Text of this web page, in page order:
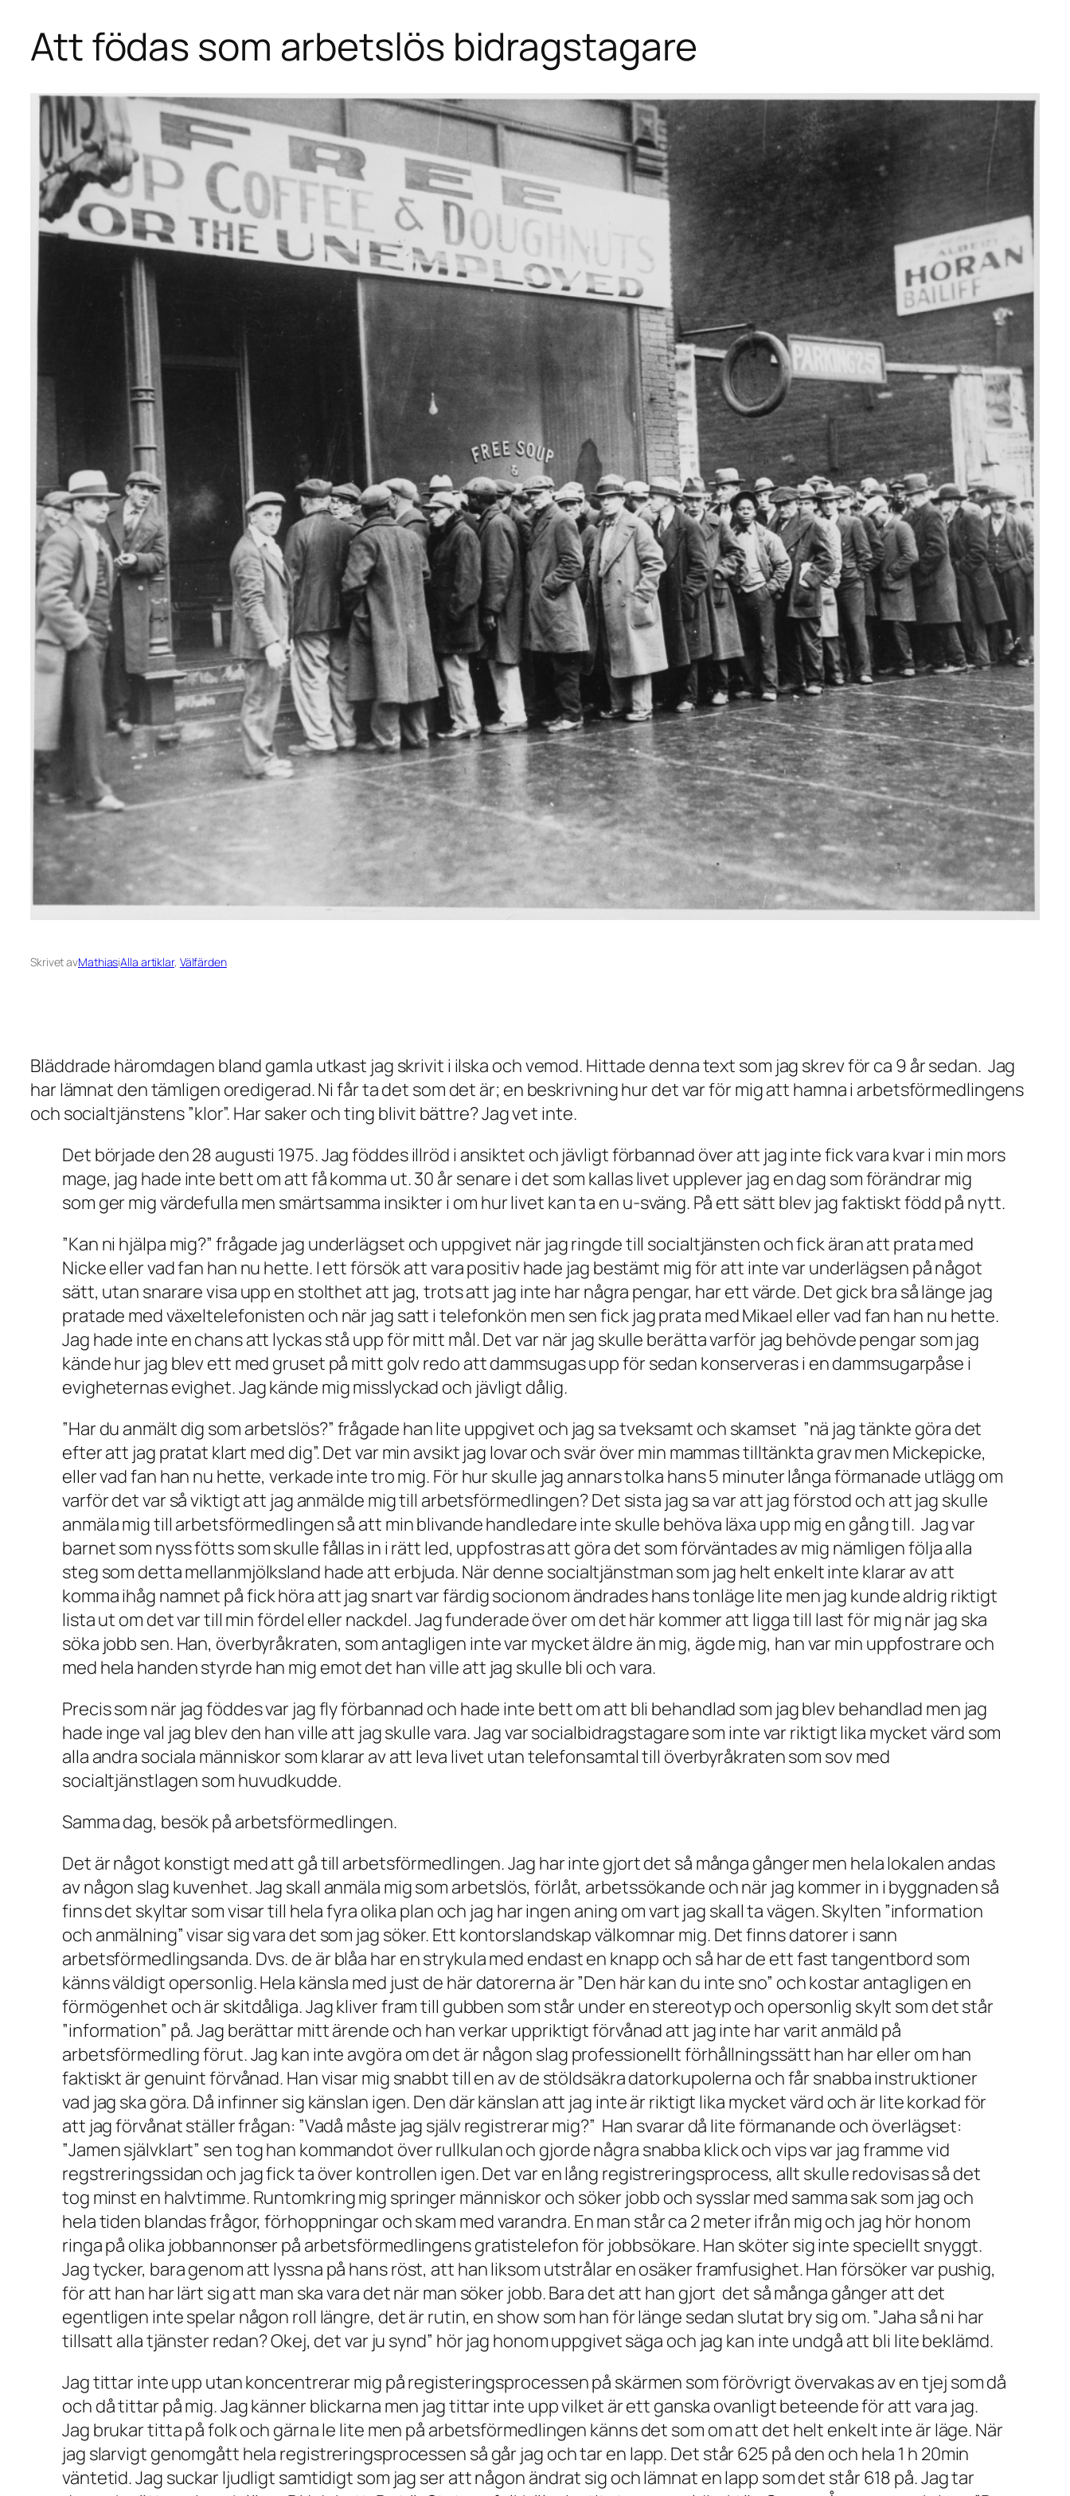
Att födas som arbetslös bidragstagare
Skrivet avMathiasiAlla artiklar, Välfärden
Bläddrade häromdagen bland gamla utkast jag skrivit i ilska och vemod. Hittade denna text som jag skrev för ca 9 år sedan. Jag
har lämnat den tämligen oredigerad. Ni får ta det som det är; en beskrivning hur det var för mig att hamna i arbetsförmedlingens
och socialtjänstens ”klor”. Har saker och ting blivit bättre? Jag vet inte.
Det började den 28 augusti 1975. Jag föddes illröd i ansiktet och jävligt förbannad över att jag inte fick vara kvar i min mors
mage, jag hade inte bett om att få komma ut. 30 år senare i det som kallas livet upplever jag en dag som förändrar mig
som ger mig värdefulla men smärtsamma insikter i om hur livet kan ta en u-sväng. På ett sätt blev jag faktiskt född på nytt.
”Kan ni hjälpa mig?” frågade jag underlägset och uppgivet när jag ringde till socialtjänsten och fick äran att prata med
Nicke eller vad fan han nu hette. I ett försök att vara positiv hade jag bestämt mig för att inte var underlägsen på något
sätt, utan snarare visa upp en stolthet att jag, trots att jag inte har några pengar, har ett värde. Det gick bra så länge jag
pratade med växeltelefonisten och när jag satt i telefonkön men sen fick jag prata med Mikael eller vad fan han nu hette.
Jag hade inte en chans att lyckas stå upp för mitt mål. Det var när jag skulle berätta varför jag behövde pengar som jag
kände hur jag blev ett med gruset på mitt golv redo att dammsugas upp för sedan konserveras i en dammsugarpåse i
evigheternas evighet. Jag kände mig misslyckad och jävligt dålig.
”Har du anmält dig som arbetslös?” frågade han lite uppgivet och jag sa tveksamt och skamset ”nä jag tänkte göra det
efter att jag pratat klart med dig”. Det var min avsikt jag lovar och svär över min mammas tilltänkta grav men Mickepicke,
eller vad fan han nu hette, verkade inte tro mig. För hur skulle jag annars tolka hans 5 minuter långa förmanade utlägg om
varför det var så viktigt att jag anmälde mig till arbetsförmedlingen? Det sista jag sa var att jag förstod och att jag skulle
anmäla mig till arbetsförmedlingen så att min blivande handledare inte skulle behöva läxa upp mig en gång till. Jag var
barnet som nyss fötts som skulle fållas in i rätt led, uppfostras att göra det som förväntades av mig nämligen följa alla
steg som detta mellanmjölksland hade att erbjuda. När denne socialtjänstman som jag helt enkelt inte klarar av att
komma ihåg namnet på fick höra att jag snart var färdig socionom ändrades hans tonläge lite men jag kunde aldrig riktigt
lista ut om det var till min fördel eller nackdel. Jag funderade över om det här kommer att ligga till last för mig när jag ska
söka jobb sen. Han, överbyråkraten, som antagligen inte var mycket äldre än mig, ägde mig, han var min uppfostrare och
med hela handen styrde han mig emot det han ville att jag skulle bli och vara.
Precis som när jag föddes var jag fly förbannad och hade inte bett om att bli behandlad som jag blev behandlad men jag
hade inge val jag blev den han ville att jag skulle vara. Jag var socialbidragstagare som inte var riktigt lika mycket värd som
alla andra sociala människor som klarar av att leva livet utan telefonsamtal till överbyråkraten som sov med
socialtjänstlagen som huvudkudde.
Samma dag, besök på arbetsförmedlingen.
Det är något konstigt med att gå till arbetsförmedlingen. Jag har inte gjort det så många gånger men hela lokalen andas
av någon slag kuvenhet. Jag skall anmäla mig som arbetslös, förlåt, arbetssökande och när jag kommer in i byggnaden så
finns det skyltar som visar till hela fyra olika plan och jag har ingen aning om vart jag skall ta vägen. Skylten ”information
och anmälning” visar sig vara det som jag söker. Ett kontorslandskap välkomnar mig. Det finns datorer i sann
arbetsförmedlingsanda. Dvs. de är blåa har en strykula med endast en knapp och så har de ett fast tangentbord som
känns väldigt opersonlig. Hela känsla med just de här datorerna är ”Den här kan du inte sno” och kostar antagligen en
förmögenhet och är skitdåliga. Jag kliver fram till gubben som står under en stereotyp och opersonlig skylt som det står
”information” på. Jag berättar mitt ärende och han verkar uppriktigt förvånad att jag inte har varit anmäld på
arbetsförmedling förut. Jag kan inte avgöra om det är någon slag professionellt förhållningssätt han har eller om han
faktiskt är genuint förvånad. Han visar mig snabbt till en av de stöldsäkra datorkupolerna och får snabba instruktioner
vad jag ska göra. Då infinner sig känslan igen. Den där känslan att jag inte är riktigt lika mycket värd och är lite korkad för
att jag förvånat ställer frågan: ”Vadå måste jag själv registrerar mig?” Han svarar då lite förmanande och överlägset:
”Jamen självklart” sen tog han kommandot över rullkulan och gjorde några snabba klick och vips var jag framme vid
regstreringssidan och jag fick ta över kontrollen igen. Det var en lång registreringsprocess, allt skulle redovisas så det
tog minst en halvtimme. Runtomkring mig springer människor och söker jobb och sysslar med samma sak som jag och
hela tiden blandas frågor, förhoppningar och skam med varandra. En man står ca 2 meter ifrån mig och jag hör honom
ringa på olika jobbannonser på arbetsförmedlingens gratistelefon för jobbsökare. Han sköter sig inte speciellt snyggt.
Jag tycker, bara genom att lyssna på hans röst, att han liksom utstrålar en osäker framfusighet. Han försöker var pushig,
för att han har lärt sig att man ska vara det när man söker jobb. Bara det att han gjort det så många gånger att det
egentligen inte spelar någon roll längre, det är rutin, en show som han för länge sedan slutat bry sig om. ”Jaha så ni har
tillsatt alla tjänster redan? Okej, det var ju synd” hör jag honom uppgivet säga och jag kan inte undgå att bli lite beklämd.
Jag tittar inte upp utan koncentrerar mig på registeringsprocessen på skärmen som förövrigt övervakas av en tjej som då
och då tittar på mig. Jag känner blickarna men jag tittar inte upp vilket är ett ganska ovanligt beteende för att vara jag.
Jag brukar titta på folk och gärna le lite men på arbetsförmedlingen känns det som om att det helt enkelt inte är läge. När
jag slarvigt genomgått hela registreringsprocessen så går jag och tar en lapp. Det står 625 på den och hela 1 h 20min
väntetid. Jag suckar ljudligt samtidigt som jag ser att någon ändrat sig och lämnat en lapp som det står 618 på. Jag tar